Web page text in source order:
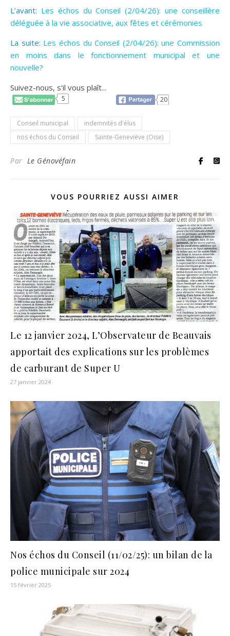
L’avant: Les échos du Conseil (2/04/26): une conseillère
déléguée à la vie associative, aux fêtes et cérémonies
La suite: Les échos du Conseil (2/04/26): une Commission
en moins dans le fonctionnement municipal et une
nouvelle?
Suivez-nous, s'il vous plaît...
5 20
Conseil municipal
indemnités d'élus
nos échos du Conseil
Sainte-Geneviève (Oise)
Par Le Génovéfain
VOUS POURRIEZ AUSSI AIMER
Le 12 janvier 2024, L’Observateur de Beauvais
apportait des explications sur les problèmes
de carburant de Super U
27 janvier 2024
Nos échos du Conseil (11/02/25): un bilan de la
police municipale sur 2024
15 février 2025